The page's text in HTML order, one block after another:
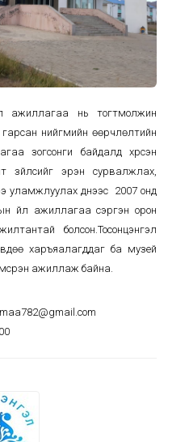
ажиллагаа нь тогтмолжин
нийгмийн өөрчлөлтийн
зогсонги байдалд хүрсэн
зүйлсийг эрэн сурвалжлах,
уламжлуулах үүднээс 2007 онд
үйл ажиллагаа сэргэн орон
болсон.Тосонцэнгэл
харъяалагддаг ба музей
ажиллаж байна.